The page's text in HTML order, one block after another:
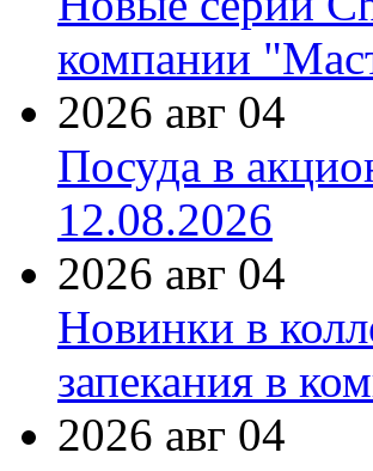
компании
2026 авг 04
Посуда в
12.08.2026
2026 авг 04
Новинки в
запекания в
2026 авг 04